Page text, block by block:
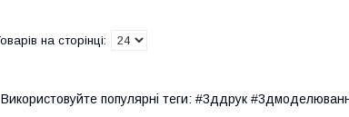
Використовуйте популярні теги: #3ддрук